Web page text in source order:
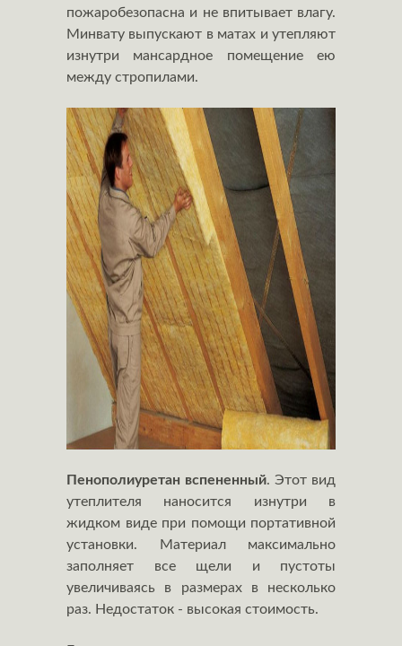
пожаробезопасна и не впитывает влагу.
Минвату выпускают в матах и утепляют
изнутри мансардное помещение ею
между стропилами.
Пенополиуретан вспененный. Этот вид
утеплителя наносится изнутри в
жидком виде при помощи портативной
установки. Материал максимально
заполняет все щели и пустоты
увеличиваясь в размерах в несколько
раз. Недостаток - высокая стоимость.